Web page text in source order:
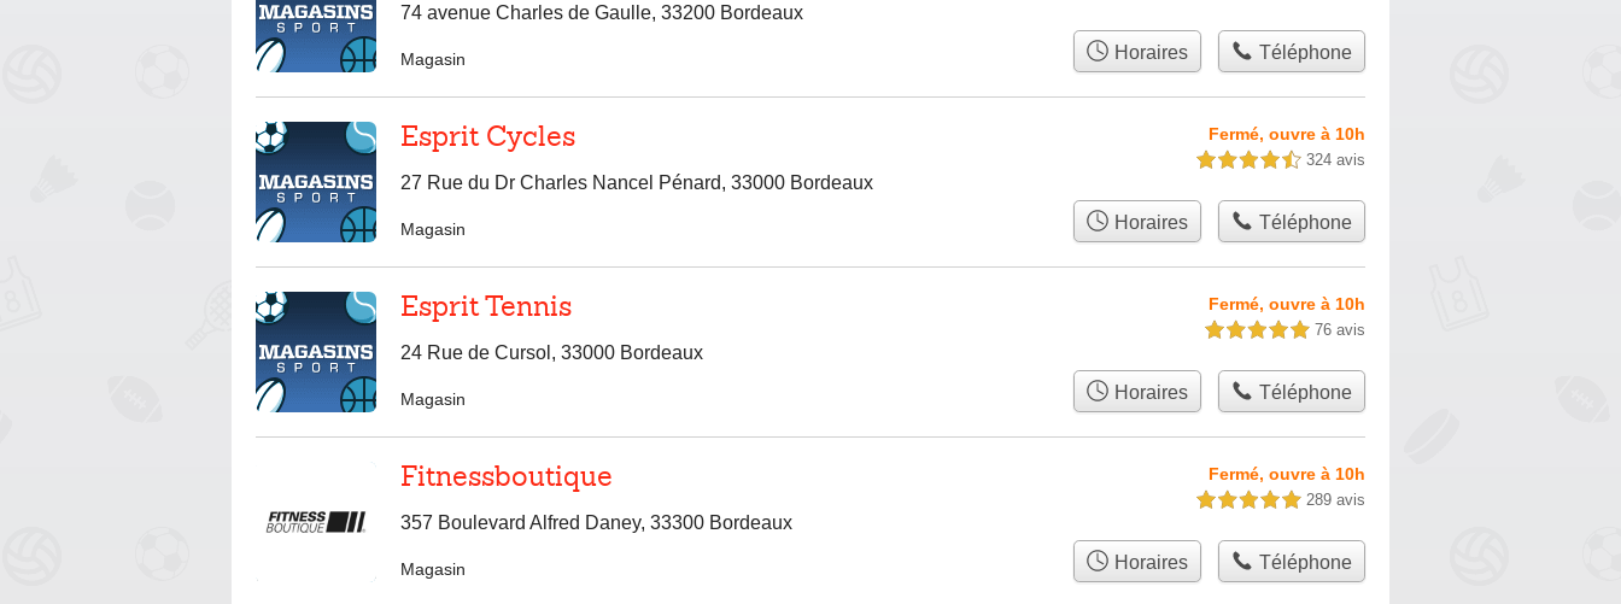
74 avenue Charles de Gaulle, 33200 Bordeaux
Magasin Horaires Téléphone
Esprit Cycles
27 Rue du Dr Charles Nancel Pénard, 33000 Bordeaux
Fermé, ouvre à 10h
4,5 étoiles sur 5 324 avis
Magasin Horaires Téléphone
Esprit Tennis
24 Rue de Cursol, 33000 Bordeaux
Fermé, ouvre à 10h
5,0 étoiles sur 5 76 avis
Magasin Horaires Téléphone
Fitnessboutique
357 Boulevard Alfred Daney, 33300 Bordeaux
Fermé, ouvre à 10h
5,0 étoiles sur 5 289 avis
Magasin Horaires Téléphone